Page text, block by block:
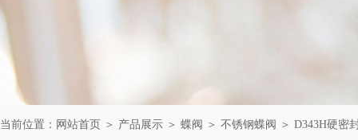
当前位置： 网站首页 ＞ 产品展示 ＞ 蝶阀 ＞ 不锈钢蝶阀 ＞ D343H硬密